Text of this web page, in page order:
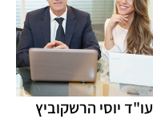
עו"ד יוסי הרשקוביץ